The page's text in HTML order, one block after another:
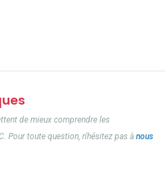
de mieux comprendre les
Pour toute question, n'hésitez pas à nous